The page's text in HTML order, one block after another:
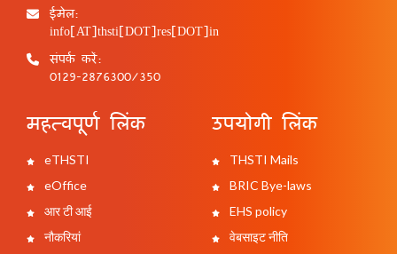
ईमेल:
info[AT]thsti[DOT]res[DOT]in
संपर्क करें:
0129-2876300/350
महत्वपूर्ण लिंक
eTHSTI
eOffice
आर टी आई
नौकरियां
उपयोगी लिंक
THSTI Mails
BRIC Bye-laws
EHS policy
वेबसाइट नीति